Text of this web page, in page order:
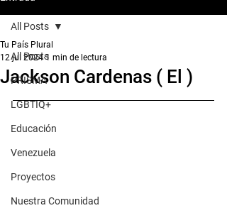
All Posts
PRISMA
LGBTIQ+
Educación
Venezuela
Proyectos
Nuestra Comunidad
All Posts
Jackson Cardenas ( El )
Tu País Plural
12 jul 2024 1 min de lectura